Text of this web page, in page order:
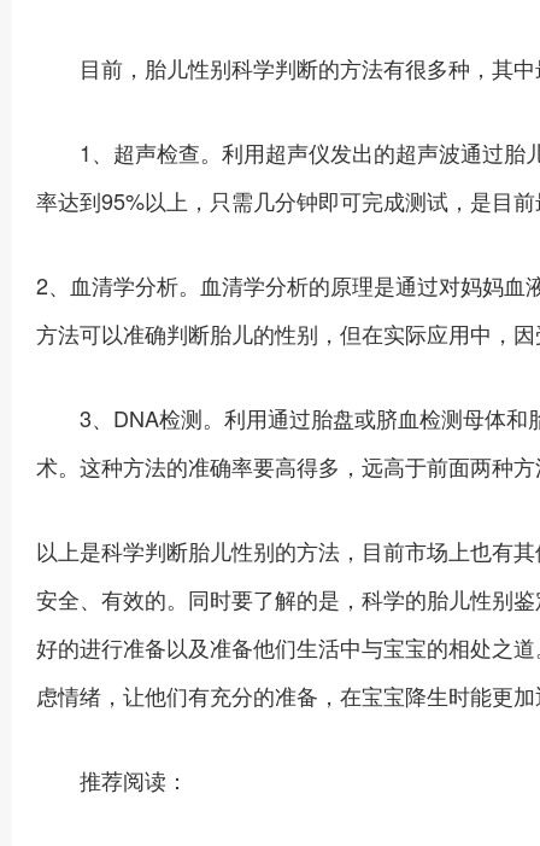
目前，胎儿性别科学判断的方法有很多种，其中
1、超声检查。利用超声仪发出的超声波通过胎
率达到95%以上，只需几分钟即可完成测试，是目
2、血清学分析。血清学分析的原理是通过对妈妈
方法可以准确判断胎儿的性别，但在实际应用中，
3、DNA检测。利用通过胎盘或脐血检测母体和
术。这种方法的准确率要高得多，远高于前面两种
以上是科学判断胎儿性别的方法，目前市场上也有
安全、有效的。同时要了解的是，科学的胎儿性别
好的进行准备以及准备他们生活中与宝宝的相处之
虑情绪，让他们有充分的准备，在宝宝降生时能更
推荐阅读：